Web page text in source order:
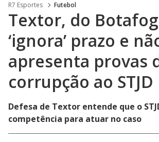
R7 Esportes Futebol
Textor, do
‘ignora’ prazo e
apresenta provas
corrupção ao STJD
Defesa de Textor entende que o
competência para atuar no caso